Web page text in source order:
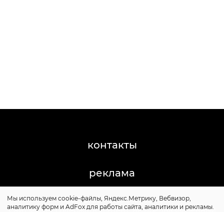
контакты
реклама
©2011-2026 Posta-Magazine
Сайт может содержать контент, не предназначенный
Мы используем cookie-файлы, Яндекс.Метрику, Вебвизор,
аналитику форм и AdFox для работы сайта, аналитики и рекламы.